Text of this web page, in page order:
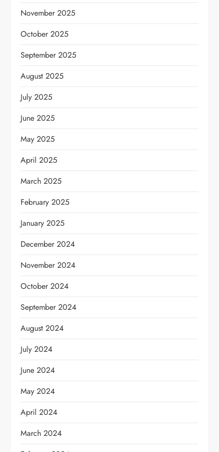
November 2025
October 2025
September 2025
August 2025
July 2025
June 2025
May 2025
April 2025
March 2025
February 2025
January 2025
December 2024
November 2024
October 2024
September 2024
August 2024
July 2024
June 2024
May 2024
April 2024
March 2024